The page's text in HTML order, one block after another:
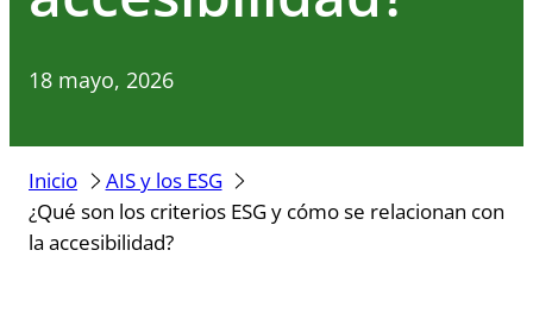
18 mayo, 2026
Inicio
AIS y los ESG
¿Qué son los criterios ESG y cómo se relacionan con
la accesibilidad?